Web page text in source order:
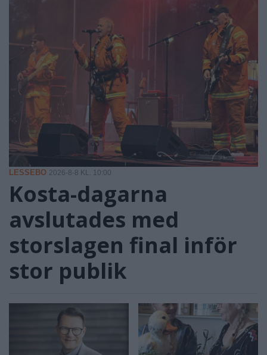
LESSEBO 2026-8-8 KL. 10:00
Kosta-dagarna
avslutades med
storslagen final inför
stor publik